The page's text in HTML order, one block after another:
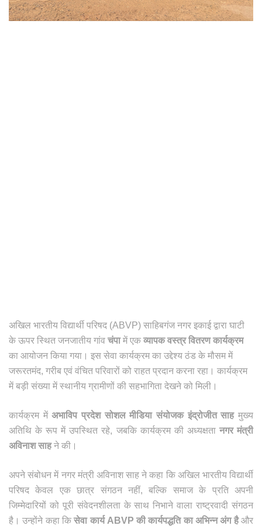
अखिल भारतीय विद्यार्थी परिषद (ABVP) साहिबगंज नगर इकाई द्वारा घाटी
के ऊपर स्थित जनजातीय गांव चंपामें एक व्यापक वस्त्र वितरण कार्यक्रम
का आयोजन किया गया। इस सेवा कार्यक्रम का उद्देश्य ठंड के मौसम में
जरूरतमंद, गरीब एवं वंचित परिवारों को राहत प्रदान करना रहा। कार्यक्रम
में बड़ी संख्या में स्थानीय ग्रामीणों की सहभागिता देखने को मिली।
कार्यक्रम मेंअभाविप प्रदेश सोशल मीडिया संयोजक इंद्रोजीत साहमुख्य
अतिथि के रूप में उपस्थित रहे, जबकि कार्यक्रम की अध्यक्षता नगर मंत्री
अविनाश साहने की।
अपने संबोधन में नगर मंत्री अविनाश साह ने कहा कि अखिल भारतीय विद्यार्थी
परिषद केवल एक छात्र संगठन नहीं, बल्कि समाज के प्रति अपनी
जिम्मेदारियों को पूरी संवेदनशीलता के साथ निभाने वाला राष्ट्रवादी संगठन
है। उन्होंने कहा किसेवा कार्य ABVP की कार्यपद्धति का अभिन्न अंग हैऔर